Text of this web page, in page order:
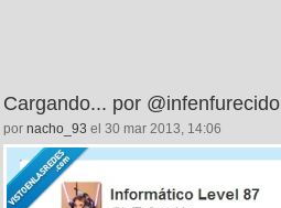
Cargando... por @infenfurecido
por nacho_93 el 30 mar 2013, 14:06